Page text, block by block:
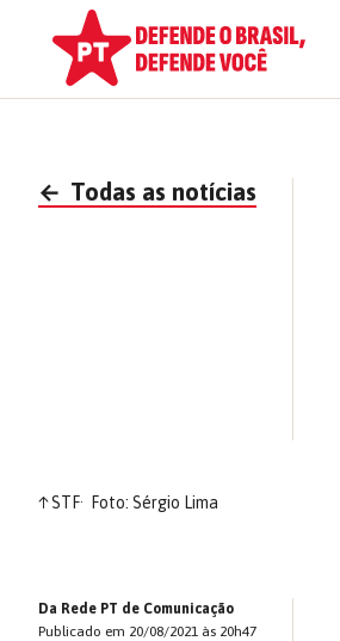
← Todas as notícias
↑STF Foto: Sérgio Lima
Da Rede PT de Comunicação
Publicado em 20/08/2021 às 20h47